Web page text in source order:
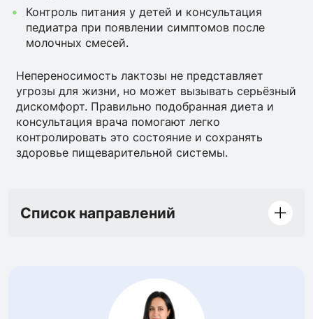
Контроль питания у детей и консультация
педиатра при появлении симптомов после
молочных смесей.
Непереносимость лактозы не представляет
угрозы для жизни, но может вызывать серьёзный
дискомфорт. Правильно подобранная диета и
консультация врача помогают легко
контролировать это состояние и сохранять
здоровье пищеварительной системы.
Список направлений